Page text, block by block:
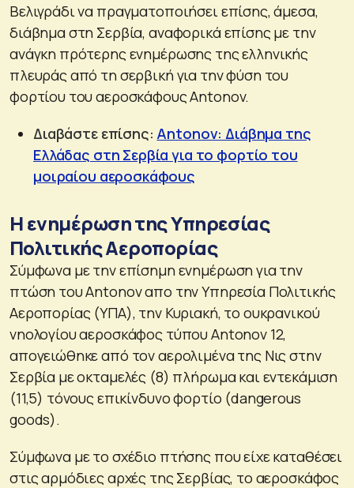
Βελιγράδι να πραγματοποιήσει επίσης, άμεσα,
διάβημα στη Σερβία, αναφορικά επίσης με την
ανάγκη πρότερης ενημέρωσης της ελληνικής
πλευράς από τη σερβική για την φύση του
φορτίου του αεροσκάφους Antonov.
Διαβάστε επίσης: Antonov: Διάβημα της
Ελλάδας στη Σερβία για το φορτίο του
μοιραίου αεροσκάφους
Η ενημέρωση της Υπηρεσίας
Πολιτικής Αεροπορίας
Σύμφωνα με την επίσημη ενημέρωση για την
πτώση του Antonov απο την Υπηρεσία Πολιτικής
Αεροπορίας (ΥΠΑ), την Κυριακή, το ουκρανικού
νηολογίου αεροσκάφος τύπου Antonov 12,
απογειώθηκε από τον αερολιμένα της Νις στην
Σερβία με οκταμελές (8) πλήρωμα και εντεκάμιση
(11,5) τόνους επικίνδυνο φορτίο (dangerous
goods).
Σύμφωνα με το σχέδιο πτήσης που είχε καταθέσει
στις αρμόδιες αρχές της Σερβίας, το αεροσκάφος